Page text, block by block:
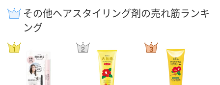
その他ヘアスタイリング剤の売れ筋ランキ
ング